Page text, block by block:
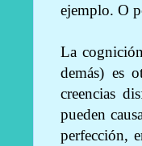
ejemplo. O
La
demás) es
creencias
pueden
perfección,